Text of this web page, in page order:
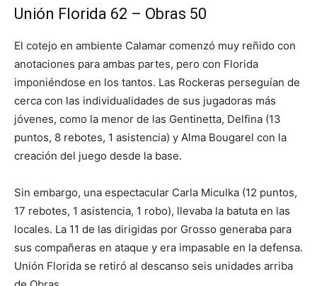
Unión Florida 62 – Obras 50
El cotejo en ambiente Calamar comenzó muy reñido con
anotaciones para ambas partes, pero con Florida
imponiéndose en los tantos. Las Rockeras perseguían de
cerca con las individualidades de sus jugadoras más
jóvenes, como la menor de las Gentinetta, Delfina (13
puntos, 8 rebotes, 1 asistencia) y Alma Bougarel con la
creación del juego desde la base.
Sin embargo, una espectacular Carla Miculka (12 puntos,
17 rebotes, 1 asistencia, 1 robo), llevaba la batuta en las
locales. La 11 de las dirigidas por Grosso generaba para
sus compañeras en ataque y era impasable en la defensa.
Unión Florida se retiró al descanso seis unidades arriba